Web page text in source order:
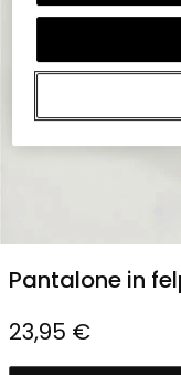
Pantalone in
23,95 €